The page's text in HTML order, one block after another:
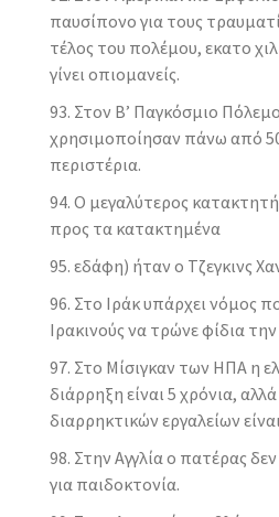
παυσίπονο για τους
τέλος του πολέμου, εκατο
γίνει οπιομανείς.
Στον Β’ Παγκόσμιο
χρησιμοποίησαν πάνω από
περιστέρια.
Ο μεγαλύτερος
προς τα κατακτημένα
εδάφη) ήταν ο Τζεγκινς
Στο Ιράκ υπάρχει νόμος
Ιρακινούς να τρώνε φίδια
Στο Μίσιγκαν των ΗΠΑ η
διάρρηξη είναι 5 χρόνια,
διαρρηκτικών εργαλείων
Στην Αγγλία ο πατέρας
για παιδοκτονία.